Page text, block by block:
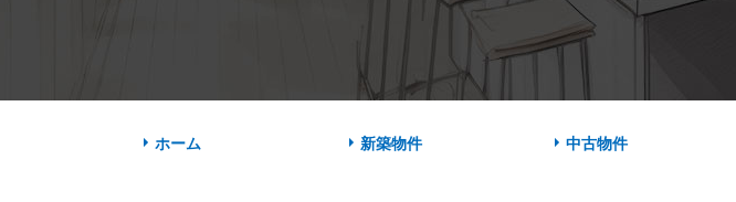
ホーム 新築物件 中古物件